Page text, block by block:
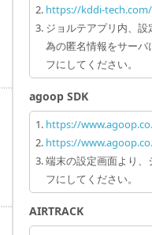
https://kddi-
ジョルテアプリ内、
為の匿名情報をサー
フにしてください。
agoop SDK
https://
https://
端末の設定画面より
フにしてください。
AIRTRACK